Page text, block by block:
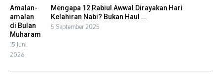
Amalan-
amalan
di Bulan
Muharam
15 Juni
2026
Mengapa 12 Rabiul Awwal Dirayakan Hari
Kelahiran Nabi? Bukan Haul ...
5 September 2025